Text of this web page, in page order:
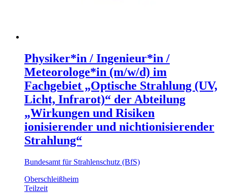
Physiker*in / Ingenieur*in /
Meteorologe*in (m/w/d) im
Fachgebiet „Optische Strahlung (UV,
Licht, Infrarot)“ der Abteilung
„Wirkungen und Risiken
ionisierender und nichtionisierender
Strahlung“
Bundesamt für Strahlenschutz (BfS)
Oberschleißheim
Teilzeit